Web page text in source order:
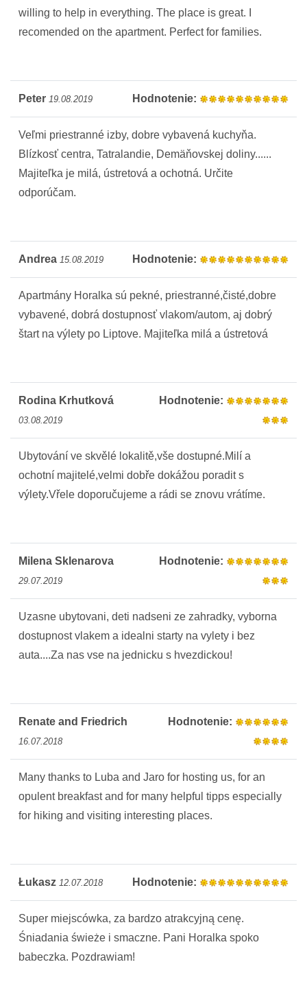
willing to help in everything. The place is great. I
recomended on the apartment. Perfect for families.
Peter 19.08.2019 Hodnotenie:
Veľmi priestranné izby, dobre vybavená kuchyňa.
Blízkosť centra, Tatralandie, Demäňovskej doliny......
Majiteľka je milá, ústretová a ochotná. Určite
odporúčam.
Andrea 15.08.2019 Hodnotenie:
Apartmány Horalka sú pekné, priestranné,čisté,dobre
vybavené, dobrá dostupnosť vlakom/autom, aj dobrý
štart na výlety po Liptove. Majiteľka milá a ústretová
Rodina Krhutková
03.08.2019
Hodnotenie:
Ubytování ve skvělé lokalitě,vše dostupné.Milí a
ochotní majitelé,velmi dobře dokážou poradit s
výlety.Vřele doporučujeme a rádi se znovu vrátíme.
Milena Sklenarova
29.07.2019
Hodnotenie:
Uzasne ubytovani, deti nadseni ze zahradky, vyborna
dostupnost vlakem a idealni starty na vylety i bez
auta....Za nas vse na jednicku s hvezdickou!
Renate and Friedrich
16.07.2018
Hodnotenie:
Many thanks to Luba and Jaro for hosting us, for an
opulent breakfast and for many helpful tipps especially
for hiking and visiting interesting places.
Łukasz 12.07.2018 Hodnotenie:
Super miejscówka, za bardzo atrakcyjną cenę.
Śniadania świeże i smaczne. Pani Horalka spoko
babeczka. Pozdrawiam!